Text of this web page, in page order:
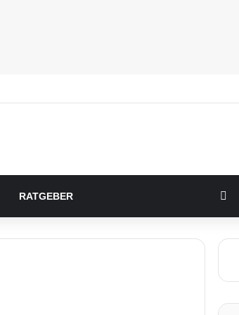
RATGEBER